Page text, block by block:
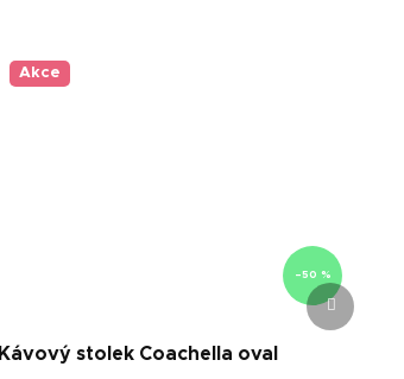
Akce
–50 %
Kávový stolek Coachella oval
Další
produkt